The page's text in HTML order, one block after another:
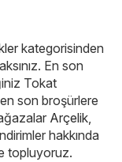
kategorisinden
En son
Tokat
son broşürlere
Arçelik,
hakkında
topluyoruz.